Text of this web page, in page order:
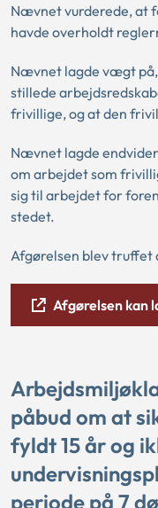
Nævnet vurderede, at
havde overholdt
Nævnet lagde vægt
stillede
frivillige, og at den
Nævnet lagde
om arbejdet som
sig til arbejdet for
stedet.
Afgørelsen blev
Afgørelsen kan
påbud om at
fyldt 15 år og
periode på 7